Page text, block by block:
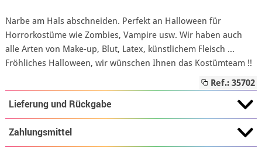
Narbe am Hals abschneiden. Perfekt an Halloween für
Horrorkostüme wie Zombies, Vampire usw. Wir haben auch
alle Arten von Make-up, Blut, Latex, künstlichem Fleisch ...
Fröhliches Halloween, wir wünschen Ihnen das Kostümteam !!
Ref.: 35702
Lieferung und Rückgabe
Zahlungsmittel